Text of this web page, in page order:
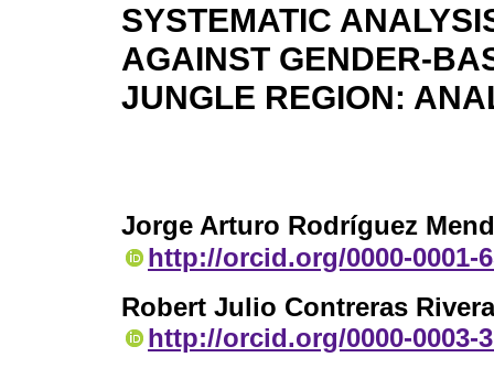
SYSTEMATIC
AGAINST GENDER-
JUNGLE REGION:
Jorge Arturo Rodríguez
http://orcid.org/0000-0001-
Robert Julio Contreras Rivera
http://orcid.org/0000-0003-